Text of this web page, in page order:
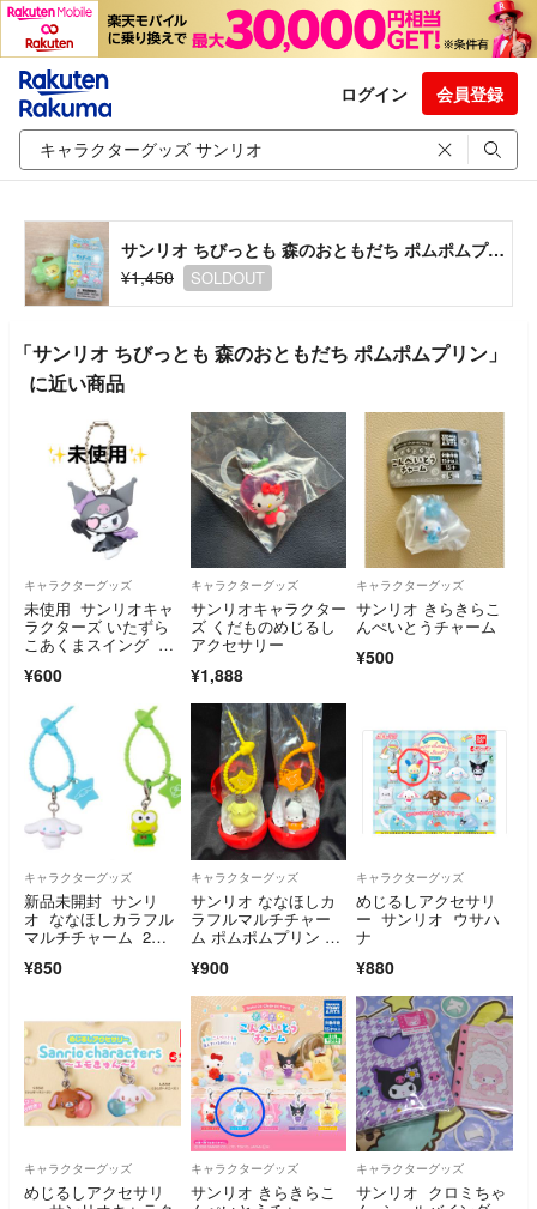
ログイン 会員登録
サンリオ ちびっとも 森のおともだち ポムポムプリン
¥1,450
SOLDOUT
「サンリオ ちびっとも 森のおともだち ポムポムプリン」
に近い商品
キャラクターグッズ
未使用 サンリオキャ
ラクターズ いたずら
こあくまスイング ク
¥600
キャラクターグッズ
サンリオキャラクター
ズ くだものめじるし
アクセサリー
¥1,888
キャラクターグッズ
サンリオ きらきらこ
んぺいとうチャーム
¥500
キャラクターグッズ
新品未開封 サンリ
オ ななほしカラフル
マルチチャーム 2点
ろけろけろっぴ シナ
¥850
キャラクターグッズ
サンリオ ななほしカ
ラフルマルチチャー
ム ポムポムプリン ポ
¥900
キャラクターグッズ
めじるしアクセサリ
ー サンリオ ウサハ
ナ
¥880
キャラクターグッズ
めじるしアクセサリ
キャラクターグッズ
サンリオ きらきらこ
キャラクターグッズ
サンリオ クロミちゃ